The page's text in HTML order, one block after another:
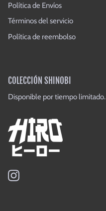
Política de Envíos
Términos del servicio
Política de reembolso
COLECCIÓN SHINOBI
Disponible por tiempo limitado.